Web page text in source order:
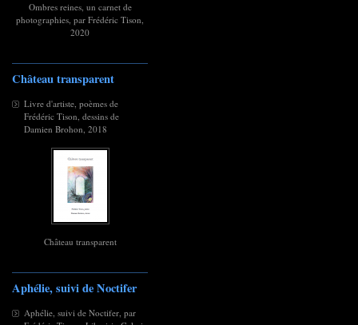
Ombres reines, un carnet de
photographies, par Frédéric Tison,
2020
Château transparent
Livre d'artiste, poèmes de
Frédéric Tison, dessins de
Damien Brohon, 2018
Château transparent
Aphélie, suivi de Noctifer
Aphélie, suivi de Noctifer, par